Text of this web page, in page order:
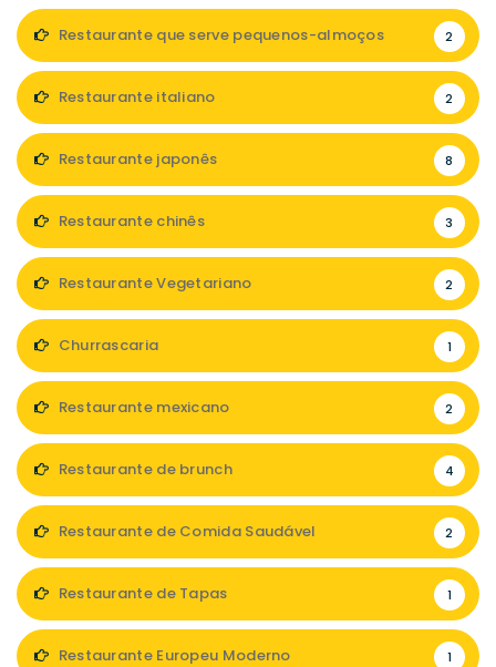
Restaurante que serve pequenos-almoços 2
Restaurante italiano 2
Restaurante japonês 8
Restaurante chinês 3
Restaurante Vegetariano 2
Churrascaria 1
Restaurante mexicano 2
Restaurante de brunch 4
Restaurante de Comida Saudável 2
Restaurante de Tapas 1
Restaurante Europeu Moderno 1